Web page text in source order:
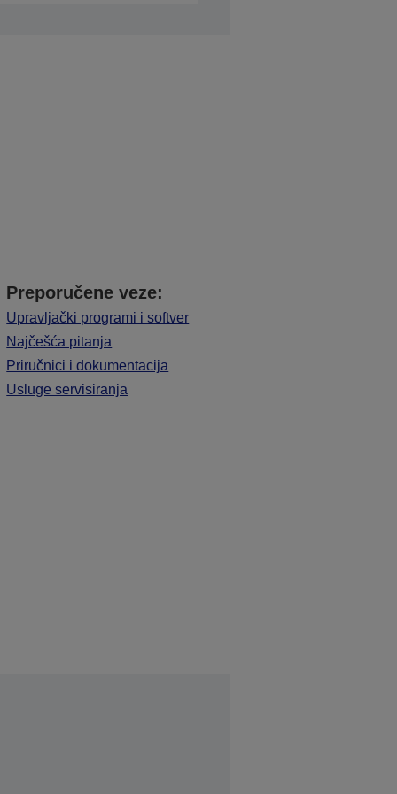
Preporučene veze:
Upravljački programi i softver
Najčešća pitanja
Priručnici i dokumentacija
Usluge servisiranja